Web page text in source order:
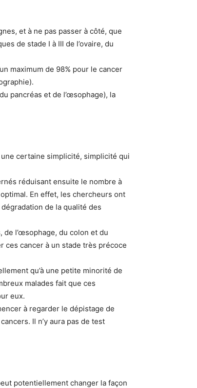
et à ne pas passer à côté, que
de stade I à III de l’ovaire, du
maximum de 98% pour le cancer
pancréas et de l’œsophage), la
certaine simplicité, simplicité qui
réduisant ensuite le nombre à
En effet, les chercheurs ont
de la qualité des
de l’œsophage, du colon et du
ces cancer à un stade très précoce
qu’à une petite minorité de
malades fait que ces
eux.
à regarder le dépistage de
Il n’y aura pas de test
potentiellement changer la façon